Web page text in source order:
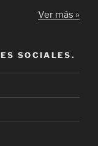
Ver más »
SOCIALES.